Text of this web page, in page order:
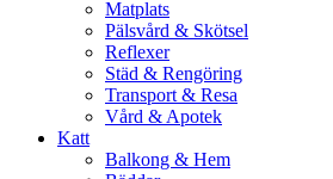
Matplats
Pälsvård & Skötsel
Reflexer
Städ & Rengöring
Transport & Resa
Vård & Apotek
Katt
Balkong & Hem